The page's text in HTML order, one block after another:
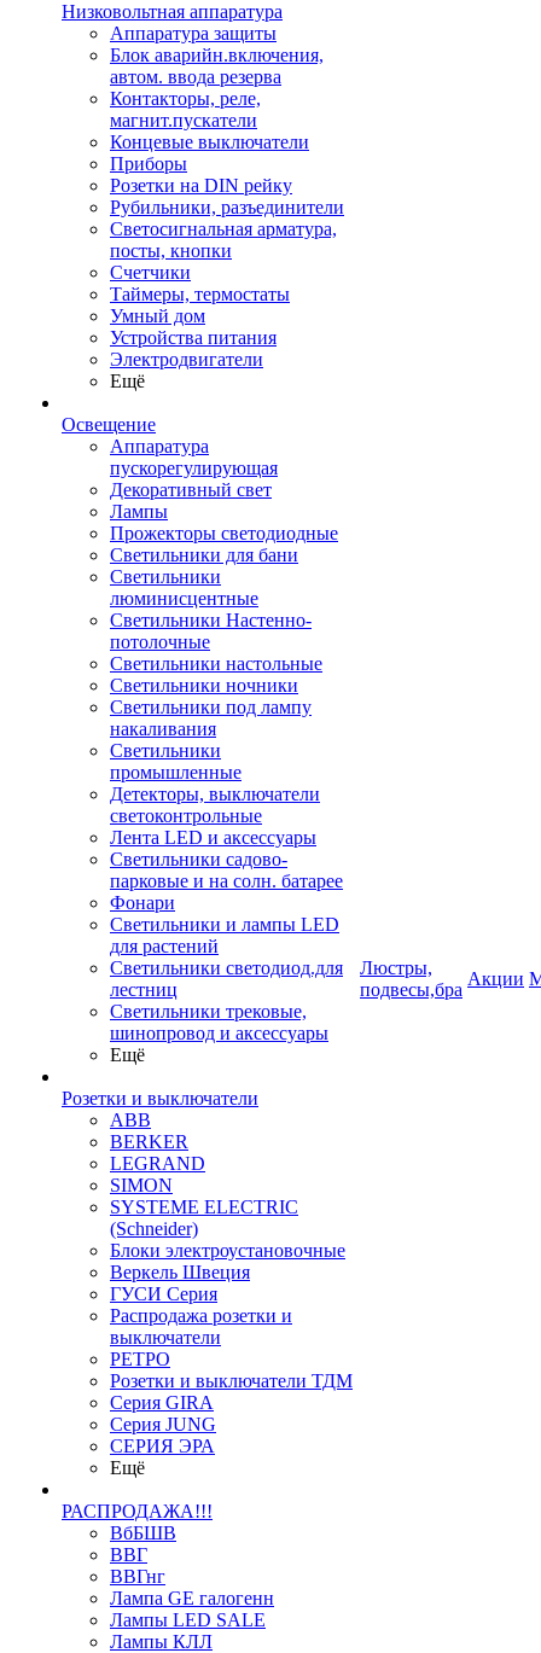
Низковольтная аппаратура
Аппаратура защиты
Блок аварийн.включения,
автом. ввода резерва
Контакторы, реле,
магнит.пускатели
Концевые выключатели
Приборы
Розетки на DIN рейку
Рубильники, разъединители
Светосигнальная арматура,
посты, кнопки
Счетчики
Таймеры, термостаты
Умный дом
Устройства питания
Электродвигатели
Ещё
Освещение
Аппаратура
пускорегулирующая
Декоративный свет
Лампы
Прожекторы светодиодные
Светильники для бани
Светильники
люминисцентные
Светильники Настенно-
потолочные
Светильники настольные
Светильники ночники
Светильники под лампу
накаливания
Светильники
промышленные
Детекторы, выключатели
светоконтрольные
Лента LED и аксессуары
Светильники садово-
парковые и на солн. батарее
Фонари
Светильники и лампы LED
для растений
Светильники светодиод.для
лестниц
Светильники трековые,
шинопровод и аксессуары
Ещё
Розетки и выключатели
ABB
BERKER
LEGRAND
SIMON
SYSTEME ELECTRIC
(Schneider)
Блоки электроустановочные
Веркель Швеция
ГУСИ Серия
Распродажа розетки и
выключатели
РЕТРО
Розетки и выключатели ТДМ
Серия GIRA
Серия JUNG
СЕРИЯ ЭРА
Ещё
РАСПРОДАЖА!!!
ВбБШВ
ВВГ
ВВГнг
Лампа GE галогенн
Лампы LED SALE
Лампы КЛЛ
Люстры,
подвесы,бра
Акции